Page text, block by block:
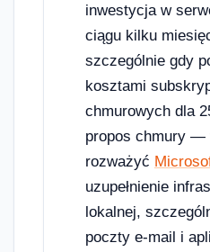
inwestycja w
ciągu kilku
szczególnie gdy
kosztami
chmurowych dla
propos chmury —
rozważyć
uzupełnienie
lokalnej,
poczty e-mail i